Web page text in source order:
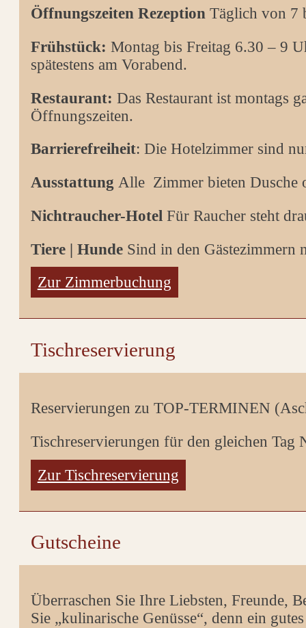
Öffnungszeiten Rezeption Täglich von 7
Frühstück: Montag bis Freitag 6.30 – 9
spätestens am Vorabend.
Restaurant: Das Restaurant ist montags
Öffnungszeiten.
Barrierefreiheit: Die Hotelzimmer sind
Ausstattung Alle Zimmer bieten Dusche
Nichtraucher-Hotel Für Raucher steht
Tiere | HundeSind in den Gästezimmern
Zur Zimmerbuchung
Tischreservierung
Reservierungen zu TOP-TERMINEN
Tischreservierungen für den gleichen
Zur Tischreservierung
Gutscheine
Überraschen Sie Ihre Liebsten, Freunde,
Sie „kulinarische Genüsse“, denn ein